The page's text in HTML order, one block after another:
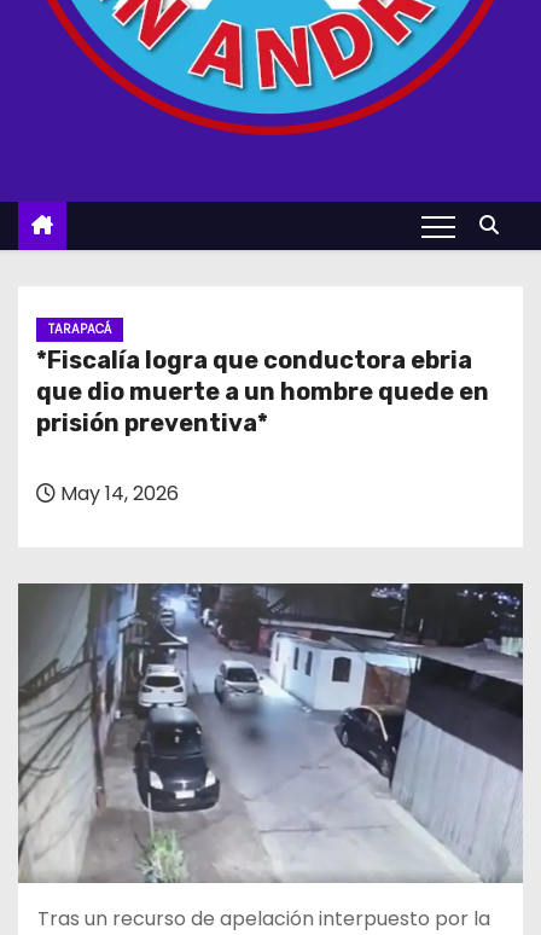
TARAPACÁ
*Fiscalía logra que conductora ebria
que dio muerte a un hombre quede en
prisión preventiva*
May 14, 2026
Tras un recurso de apelación interpuesto por la